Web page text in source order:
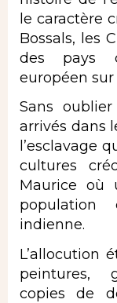
le caractère
Bossals, les
des pays
européen sur
Sans
arrivés dans
l’esclavage
cultures
Maurice où
population
indienne.
L’allocution
peintures,
copies de